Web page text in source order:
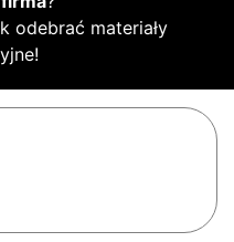
odebrać materiały